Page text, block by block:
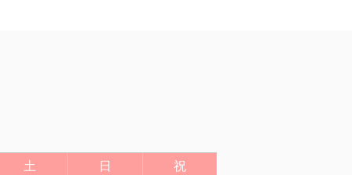
土 日
祝